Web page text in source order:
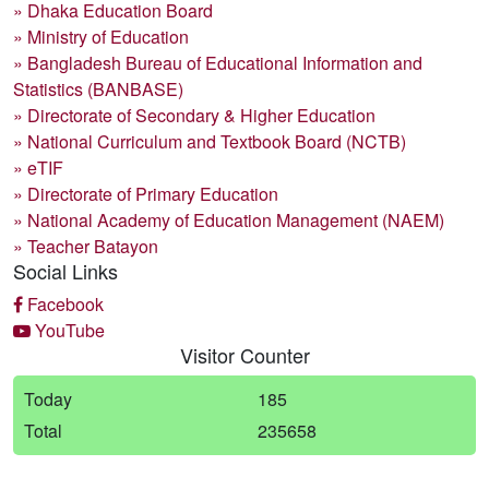
» Dhaka Education Board
» Ministry of Education
» Bangladesh Bureau of Educational Information and
Statistics (BANBASE)
» Directorate of Secondary & Higher Education
» National Curriculum and Textbook Board (NCTB)
» eTIF
» Directorate of Primary Education
» National Academy of Education Management (NAEM)
» Teacher Batayon
Social Links
Facebook
YouTube
Visitor Counter
Today
185
Total
235658